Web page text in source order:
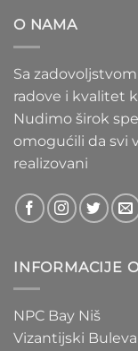
O NAMA
Sa
radove i kvalitet
Nudimo širok
omogućili da svi
realizovani
INFORMACIJE
NPC Bay Niš
Vizantijski